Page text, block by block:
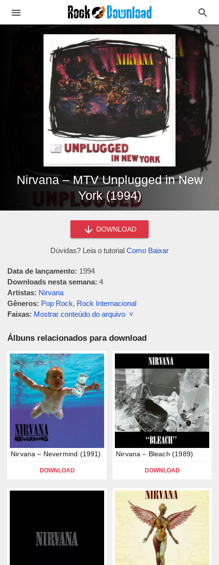
Nirvana – MTV Unplugged in New
York (1994)
DOWNLOAD
Dúvidas? Leia o tutorial Como Baixar
Data de lançamento: 1994
Downloads nesta semana: 4
Artistas: Nirvana
Gêneros: Pop Rock, Rock Internacional
Faixas: Mostrar conteúdo do arquivo ˅
Álbuns relacionados para download
Nirvana – Nevermind (1991)
DOWNLOAD
Nirvana – Bleach (1989)
DOWNLOAD